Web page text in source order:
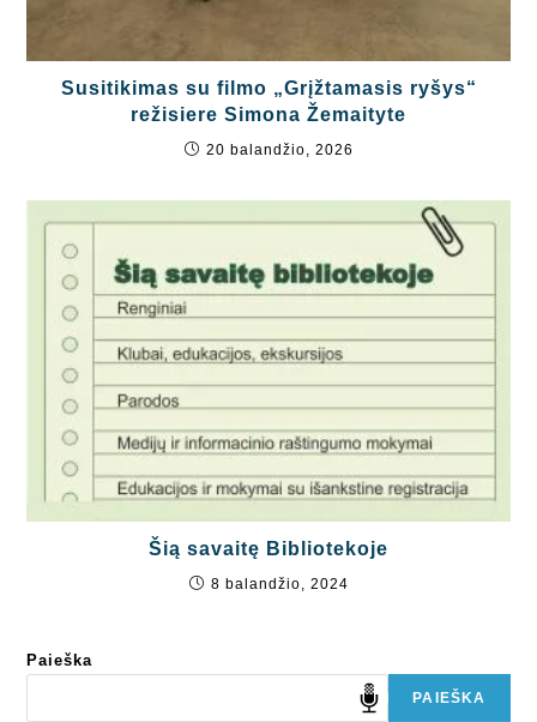
Susitikimas su filmo „Grįžtamasis ryšys“
režisiere Simona Žemaityte
20 balandžio, 2026
Šią savaitę Bibliotekoje
8 balandžio, 2024
Paieška
PAIEŠKA